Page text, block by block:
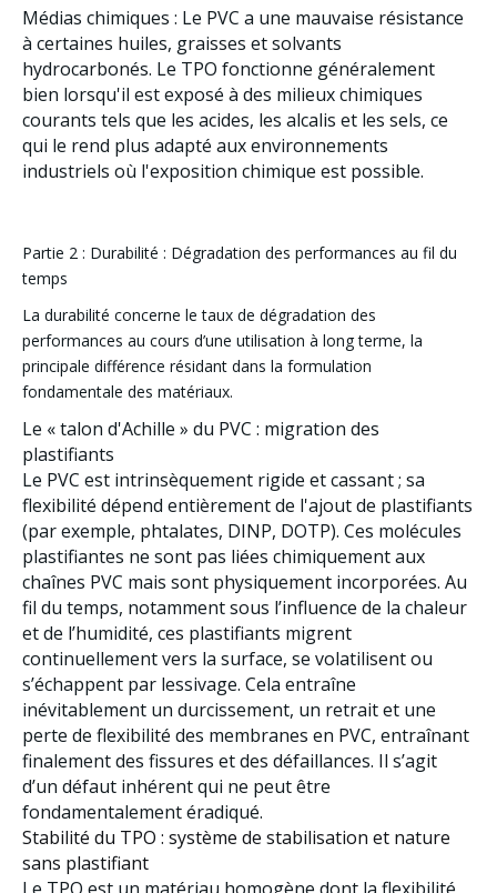
Médias chimiques : Le PVC a une mauvaise résistance
à certaines huiles, graisses et solvants
hydrocarbonés. Le TPO fonctionne généralement
bien lorsqu'il est exposé à des milieux chimiques
courants tels que les acides, les alcalis et les sels, ce
qui le rend plus adapté aux environnements
industriels où l'exposition chimique est possible.
Partie 2 : Durabilité : Dégradation des performances au fil du
temps
La durabilité concerne le taux de dégradation des
performances au cours d’une utilisation à long terme, la
principale différence résidant dans la formulation
fondamentale des matériaux.
Le « talon d'Achille » du PVC : migration des
plastifiants
Le PVC est intrinsèquement rigide et cassant ; sa
flexibilité dépend entièrement de l'ajout de plastifiants
(par exemple, phtalates, DINP, DOTP). Ces molécules
plastifiantes ne sont pas liées chimiquement aux
chaînes PVC mais sont physiquement incorporées. Au
fil du temps, notamment sous l’influence de la chaleur
et de l’humidité, ces plastifiants migrent
continuellement vers la surface, se volatilisent ou
s’échappent par lessivage. Cela entraîne
inévitablement un durcissement, un retrait et une
perte de flexibilité des membranes en PVC, entraînant
finalement des fissures et des défaillances. Il s’agit
d’un défaut inhérent qui ne peut être
fondamentalement éradiqué.
Stabilité du TPO : système de stabilisation et nature
sans plastifiant